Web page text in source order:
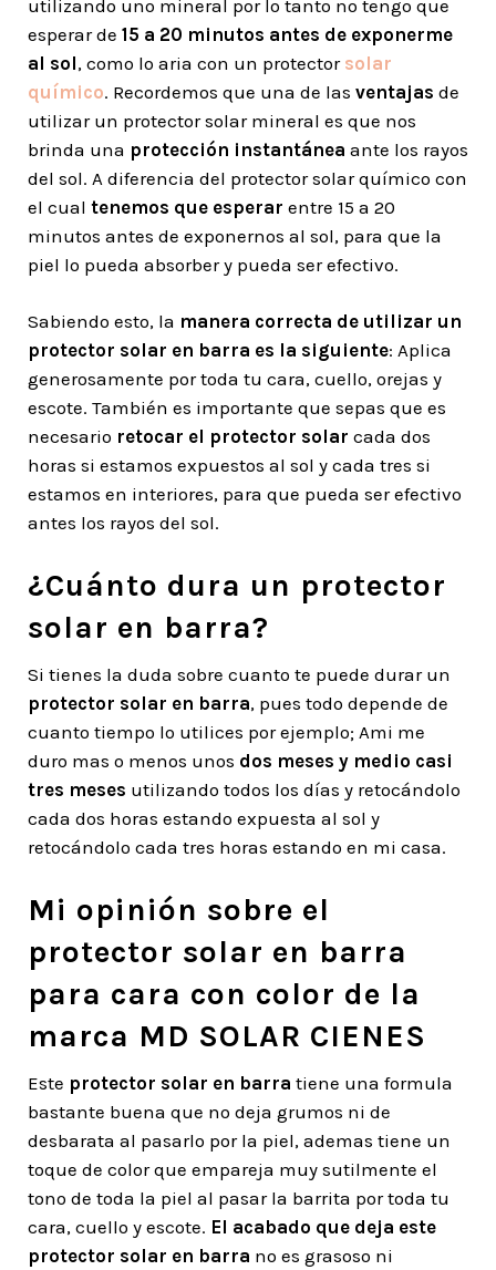
utilizando uno mineral por lo tanto no tengo que
esperar de 15 a 20 minutos antes de exponerme
al sol, como lo aria con un protector solar
químico. Recordemos que una de las ventajas de
utilizar un protector solar mineral es que nos
brinda una protección instantánea ante los rayos
del sol. A diferencia del protector solar químico con
el cual tenemos que esperar entre 15 a 20
minutos antes de exponernos al sol, para que la
piel lo pueda absorber y pueda ser efectivo.
Sabiendo esto, la manera correcta de utilizar un
protector solar en barra es la siguiente: Aplica
generosamente por toda tu cara, cuello, orejas y
escote. También es importante que sepas que es
necesario retocar el protector solar cada dos
horas si estamos expuestos al sol y cada tres si
estamos en interiores, para que pueda ser efectivo
antes los rayos del sol.
¿Cuánto dura un protector
solar en barra?
Si tienes la duda sobre cuanto te puede durar un
protector solar en barra, pues todo depende de
cuanto tiempo lo utilices por ejemplo; Ami me
duro mas o menos unos dos meses y medio casi
tres meses utilizando todos los días y retocándolo
cada dos horas estando expuesta al sol y
retocándolo cada tres horas estando en mi casa.
Mi opinión sobre el
protector solar en barra
para cara con color de la
marca MD SOLAR CIENES
Este protector solar en barra tiene una formula
bastante buena que no deja grumos ni de
desbarata al pasarlo por la piel, ademas tiene un
toque de color que empareja muy sutilmente el
tono de toda la piel al pasar la barrita por toda tu
cara, cuello y escote. El acabado que deja este
protector solar en barra no es grasoso ni